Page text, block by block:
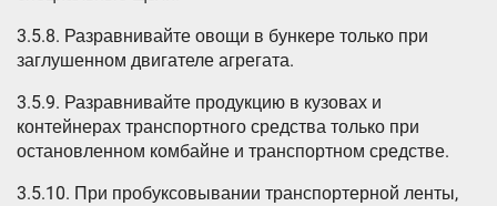
3.5.8. Разравнивайте овощи в бункере только при
заглушенном двигателе агрегата.
3.5.9. Разравнивайте продукцию в кузовах и
контейнерах транспортного средства только при
остановленном комбайне и транспортном средстве.
3.5.10. При пробуксовывании транспортерной ленты,